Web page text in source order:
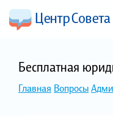
Бесплатная
Главная Вопросы